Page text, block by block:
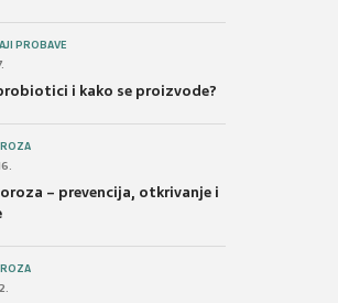
PROBAVE
i kako se proizvode?
– prevencija, otkrivanje i